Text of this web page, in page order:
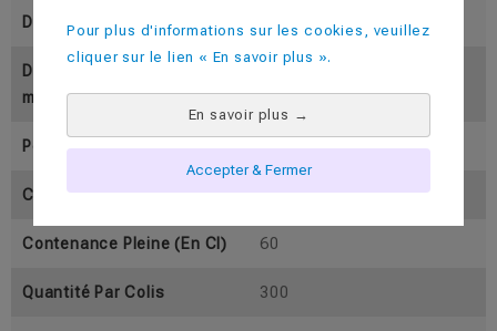
Diamètre Inférieur (En Mm) 61
Diamètre Supérieur (En M
M)
Poids (En Gramme) 52
Contenance Utile ( En Cl) 50
Contenance Pleine (En Cl) 60
Quantité Par Colis 300
Pour plus d'informations sur les cookies, veuillez
cliquer sur le lien « En savoir plus ».
En savoir plus →
Accepter & Fermer